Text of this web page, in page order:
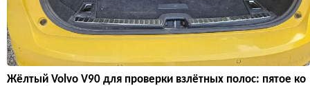
Жёлтый Volvo V90 для проверки взлётных полос: пятое ко